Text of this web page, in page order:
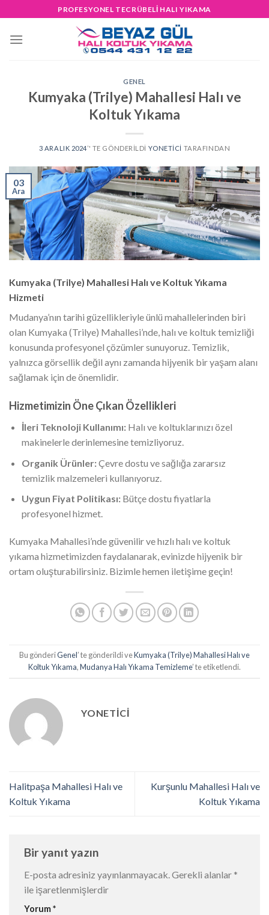
to
content
PROFESYONEL TECRÜBELİ HALI YIKAMA
GENEL
Kumyaka (Trilye) Mahallesi Halı ve
Koltuk Yıkama
3 ARALIK 2024’' TE GÖNDERILDI YONETICI TARAFINDAN
03
Ara
Kumyaka (Trilye) Mahallesi Halı ve Koltuk Yıkama
Hizmeti
Mudanya’nın tarihi güzellikleriyle ünlü mahallelerinden biri
olan Kumyaka (Trilye) Mahallesi’nde, halı ve koltuk temizliği
konusunda profesyonel çözümler sunuyoruz. Temizlik,
yalnızca görsellik değil aynı zamanda hijyenik bir yaşam alanı
sağlamak için de önemlidir.
Hizmetimizin Öne Çıkan Özellikleri
İleri Teknoloji Kullanımı:Halı ve koltuklarınızı özel
makinelerle derinlemesine temizliyoruz.
Organik Ürünler:Çevre dostu ve sağlığa zararsız
temizlik malzemeleri kullanıyoruz.
Uygun Fiyat Politikası:Bütçe dostu fiyatlarla
profesyonel hizmet.
Kumyaka Mahallesi’nde güvenilir ve hızlı halı ve koltuk
yıkama hizmetimizden faydalanarak, evinizde hijyenik bir
ortam oluşturabilirsiniz. Bizimle hemen iletişime geçin!
Bu gönderiGenel’ te gönderildi veKumyaka (Trilye) Mahallesi Halı ve
Koltuk Yıkama,Mudanya Halı Yıkama Temizleme’ te etiketlendi.
YONETICI
Halitpaşa Mahallesi Halı ve
Koltuk Yıkama
Kurşunlu Mahallesi Halı ve
Koltuk Yıkama
Bir yanıt yazın
E-posta adresiniz yayınlanmayacak.Gerekli alanlar *
ile işaretlenmişlerdir
Yorum*